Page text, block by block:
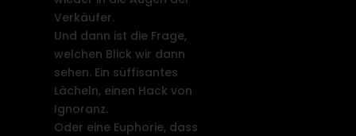
Verkäufer.
Und dann ist die Frage,
welchen Blick wir dann
sehen. Ein süffisantes
Lächeln, einen Hack von
Ignoranz.
Oder eine Euphorie, dass